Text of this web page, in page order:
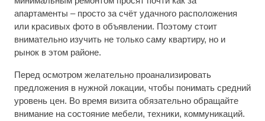
апартаменты – просто за счёт удачного расположения
или красивых фото в объявлении. Поэтому стоит
внимательно изучить не только саму квартиру, но и
рынок в этом районе.
Перед осмотром желательно проанализировать
предложения в нужной локации, чтобы понимать средний
уровень цен. Во время визита обязательно обращайте
внимание на состояние мебели, техники, коммуникаций.